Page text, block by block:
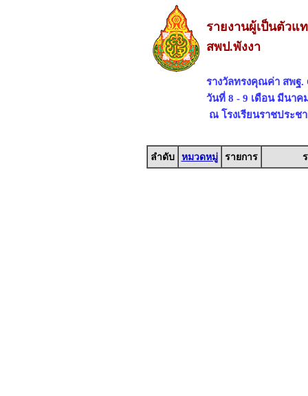
รายงานผู้เป็นตัวแ
สพป.พังงา
รางวัลทรงคุณค่า สพฐ.
วันที่ 8 - 9 เดือน มีนาค
ณ โรงเรียนราชประช
ลำดับ หมวดหมู่ รายการ